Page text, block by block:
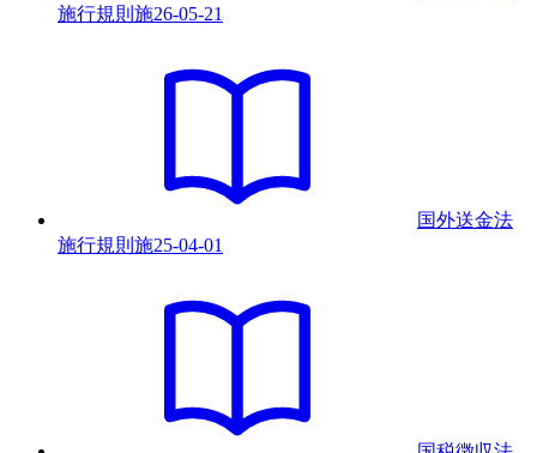
施行規則 施26-05-21
国外送金法
施行規則 施25-04-01